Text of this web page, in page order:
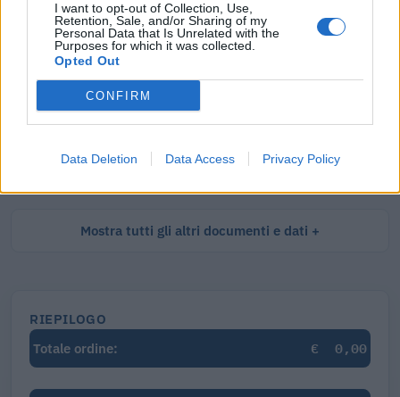
I want to opt-out of Collection, Use,
Retention, Sale, and/or Sharing of my
Personal Data that Is Unrelated with the
Purposes for which it was collected.
Opted Out
CONFIRM
Data Deletion Data Access Privacy Policy
€ 5,39 IVA inclusa
Visure Camerali - Storico Società di Persone
Mostra tutti gli altri documenti e dati
RIEPILOGO
Totale ordine:
€ 0,00